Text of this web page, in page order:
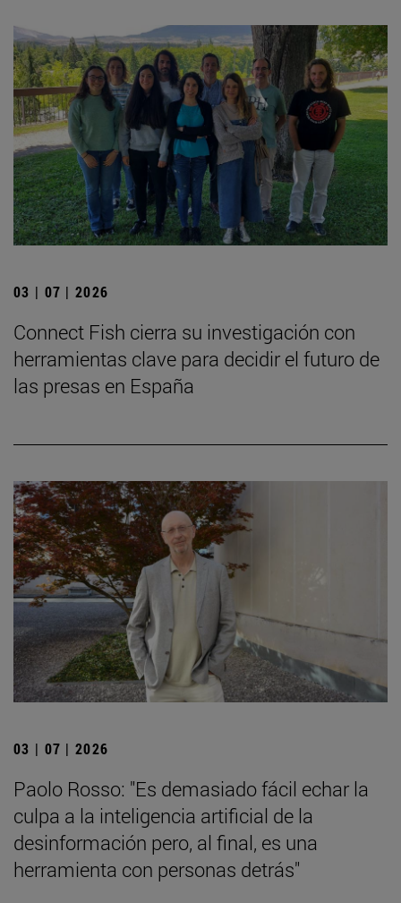
03 | 07 | 2026
Connect Fish cierra su investigación con
herramientas clave para decidir el futuro de
las presas en España
03 | 07 | 2026
Paolo Rosso: "Es demasiado fácil echar la
culpa a la inteligencia artificial de la
desinformación pero, al final, es una
herramienta con personas detrás"